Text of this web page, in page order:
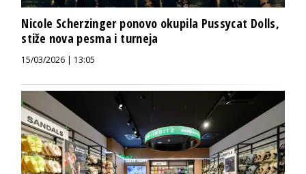
Nicole Scherzinger ponovo okupila Pussycat Dolls,
stiže nova pesma i turneja
15/03/2026 | 13:05